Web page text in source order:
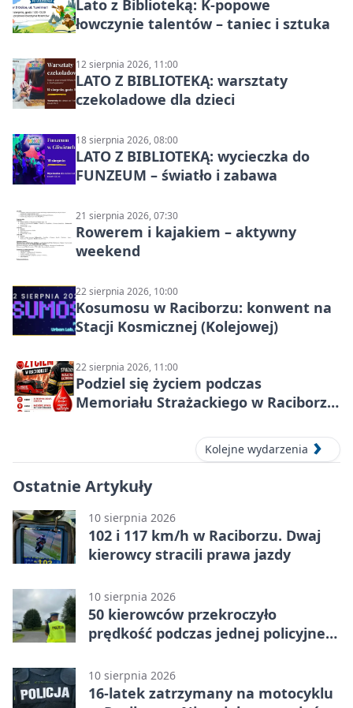
Lato z Biblioteką: K-popowe
łowczynie talentów – taniec i sztuka
12 sierpnia 2026, 11:00
LATO Z BIBLIOTEKĄ: warsztaty
czekoladowe dla dzieci
18 sierpnia 2026, 08:00
LATO Z BIBLIOTEKĄ: wycieczka do
FUNZEUM – światło i zabawa
21 sierpnia 2026, 07:30
Rowerem i kajakiem – aktywny
weekend
22 sierpnia 2026, 10:00
Kosumosu w Raciborzu: konwent na
Stacji Kosmicznej (Kolejowej)
22 sierpnia 2026, 11:00
Podziel się życiem podczas
Memoriału Strażackiego w Raciborzu
Kolejne wydarzenia
Ostatnie Artykuły
10 sierpnia 2026
102 i 117 km/h w Raciborzu. Dwaj
kierowcy stracili prawa jazdy
10 sierpnia 2026
50 kierowców przekroczyło
prędkość podczas jednej policyjnej
10 sierpnia 2026
16-latek zatrzymany na motocyklu